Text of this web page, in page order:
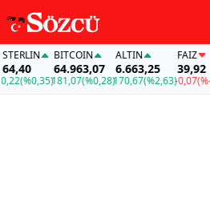
(%0,35)
BITCOIN
64.963,07
181,07(%0,28)
ALTIN
6.663,25
170,67(%2,63)
FAİZ
39,92
-0,07(%-